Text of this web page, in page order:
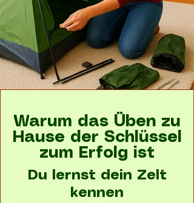
Warum das Üben zu
Hause der Schlüssel
zum Erfolg ist
Du lernst dein Zelt
kennen